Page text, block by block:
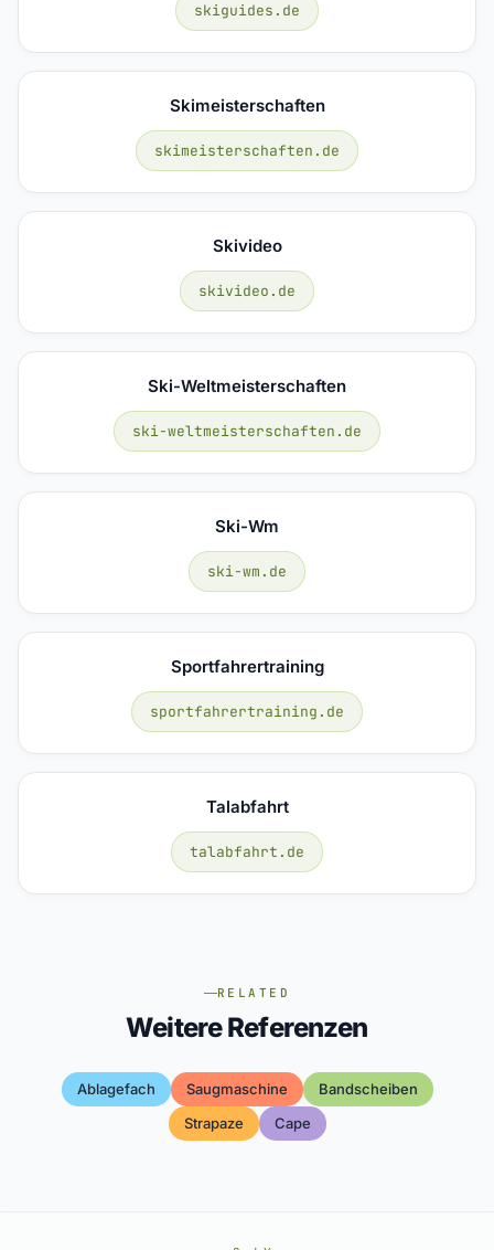
skiguides.de
Skimeisterschaften
skimeisterschaften.de
Skivideo
skivideo.de
Ski-Weltmeisterschaften
ski-weltmeisterschaften.de
Ski-Wm
ski-wm.de
Sportfahrertraining
sportfahrertraining.de
Talabfahrt
talabfahrt.de
RELATED
Weitere Referenzen
Ablagefach Saugmaschine
Bandscheiben
Strapaze
Cape